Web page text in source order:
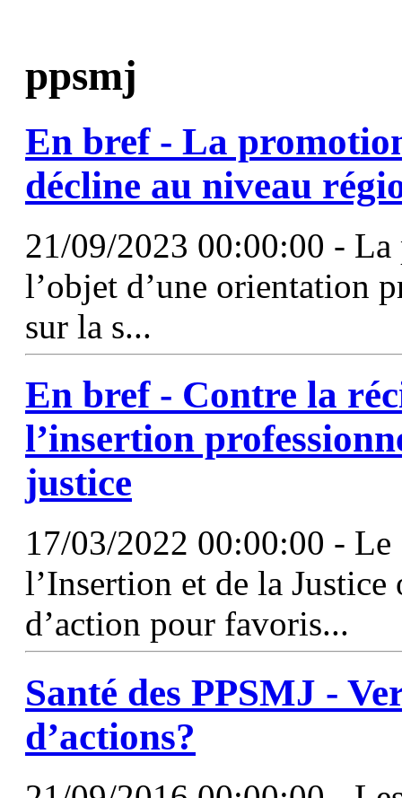
ppsmj
En bref - La
décline au niveau
21/09/2023 00:00:00 - La
l’objet d’une orientation
sur la s...
En bref - Contre la
l’insertion
justice
17/03/2022 00:00:00 - Le
l’Insertion et de la
d’action pour favoris...
Santé des PPSMJ -
d’actions?